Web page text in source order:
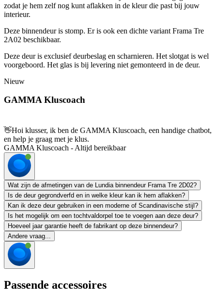
zodat je hem zelf nog kunt aflakken in de kleur die past bij jouw
interieur.
Deze binnendeur is stomp. Er is ook een dichte variant Frama Tre
2A02 beschikbaar.
Deze deur is exclusief deurbeslag en scharnieren. Het slotgat is wel
voorgeboord. Het glas is bij levering niet gemonteerd in de deur.
Nieuw
GAMMA Kluscoach
👋Hoi klusser, ik ben de GAMMA Kluscoach, een handige chatbot,
en help je graag met je klus.
GAMMA Kluscoach - Altijd bereikbaar
Wat zijn de afmetingen van de Lundia binnendeur Frama Tre 2D02?
Is de deur gegrondverfd en in welke kleur kan ik hem aflakken?
Kan ik deze deur gebruiken in een moderne of Scandinavische stijl?
Is het mogelijk om een tochtvaldorpel toe te voegen aan deze deur?
Hoeveel jaar garantie heeft de fabrikant op deze binnendeur?
Andere vraag...
Passende accessoires